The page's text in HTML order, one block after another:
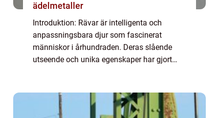
ädelmetaller
Introduktion: Rävar är intelligenta och
anpassningsbara djur som fascinerat
människor i århundraden. Deras slående
utseende och unika egenskaper har gjort
utforska ...